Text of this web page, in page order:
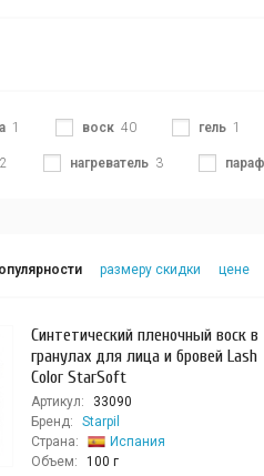
1 воск 40 гель 1
2 нагреватель 3
размеру скидки цене
Синтетический пленочный воск в
гранулах для лица и бровей Lash
Color StarSoft
Артикул:
33090
Бренд:
Starpil
Страна:
Испания
Объем:
100 г